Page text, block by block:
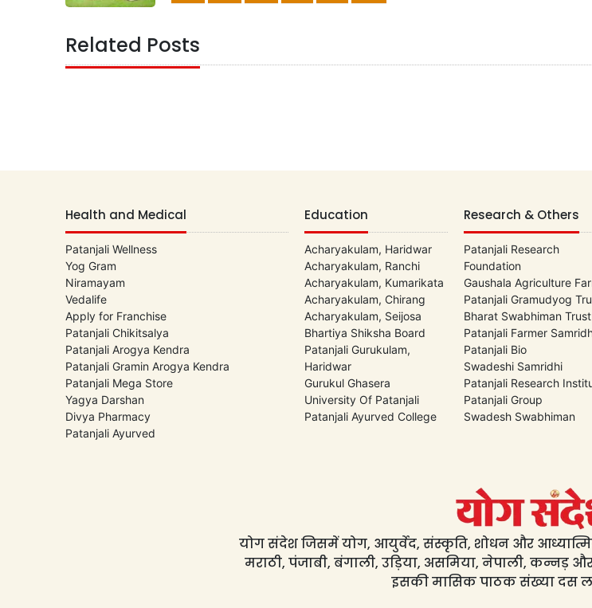
Related Posts
Health and Medical
Patanjali Wellness
Yog Gram
Niramayam
Vedalife
Apply for Franchise
Patanjali Chikitsalya
Patanjali Arogya Kendra
Patanjali Gramin Arogya Kendra
Patanjali Mega Store
Yagya Darshan
Divya Pharmacy
Patanjali Ayurved
Education
Acharyakulam, Haridwar
Acharyakulam, Ranchi
Acharyakulam, Kumarikata
Acharyakulam, Chirang
Acharyakulam, Seijosa
Bhartiya Shiksha Board
Patanjali Gurukulam,
Haridwar
Gurukul Ghasera
University Of Patanjali
Patanjali Ayurved College
Research & Others
Patanjali Research
Foundation
Gaushala Agriculture
Patanjali Gramudyog
Bharat Swabhiman Trust
Patanjali Farmer
Patanjali Bio
Swadeshi Samridhi
Patanjali Research
Patanjali Group
Swadesh Swabhiman
योग संदेश जिसमें योग, आयुर्वेद, संस्कृति, शोधन और
मराठी, पंजाबी, बंगाली, उड़िया, असमिया, नेपाली, कन्नड़
इसकी मासिक पाठक संख्या दस